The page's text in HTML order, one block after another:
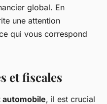
global. En
une attention
qui vous correspond
et fiscales
, il est crucial